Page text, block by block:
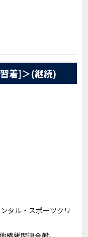
着]＞(継続)
タル・スポーツクリ